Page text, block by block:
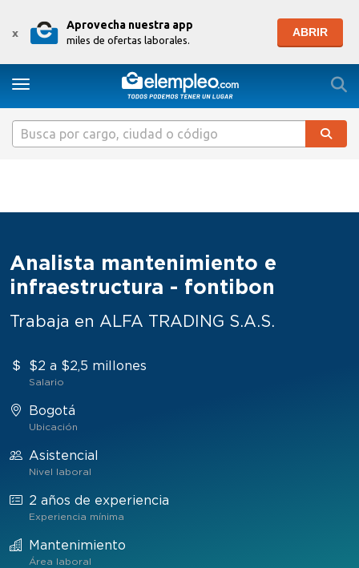
x
Aprovecha nuestra app
miles de ofertas laborales.
ABRIR
Toggle navigation
Analista mantenimiento e
infraestructura - fontibon
Trabaja en ALFA TRADING S.A.S.
$2 a $2,5 millones
Salario
Bogotá
Ubicación
Asistencial
Nivel laboral
2 años de experiencia
Experiencia mínima
Mantenimiento
Área laboral